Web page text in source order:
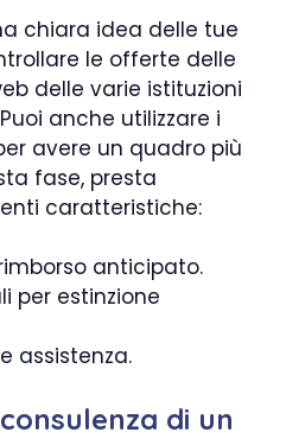
chiara idea delle tue
le offerte delle
delle varie istituzioni
anche utilizzare i
avere un quadro più
fase, presta
caratteristiche:
anticipato.
per estinzione
assistenza.
di un